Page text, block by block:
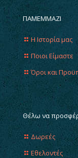
ΠΑΜΕΜΜΑΖΙ
Η Ιστορία μας
Ποιοι Είμαστε
Όροι και
Θέλω να
Δωρεές
Εθελοντές